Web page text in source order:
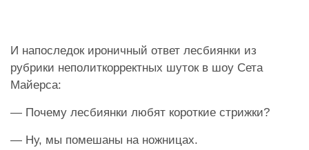
И напоследок ироничный ответ лесбиянки из
рубрики неполиткорректных шуток в шоу Сета
Майерса:
— Почему лесбиянки любят короткие стрижки?
— Ну, мы помешаны на ножницах.